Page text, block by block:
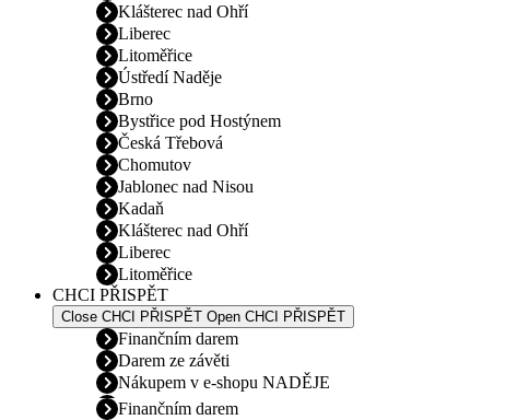
Klášterec nad Ohří
Liberec
Litoměřice
Ústředí Naděje
Brno
Bystřice pod Hostýnem
Česká Třebová
Chomutov
Jablonec nad Nisou
Kadaň
Klášterec nad Ohří
Liberec
Litoměřice
CHCI PŘISPĚT
Close CHCI PŘISPĚT Open CHCI PŘISPĚT
Finančním darem
Darem ze závěti
Nákupem v e-shopu NADĚJE
Finančním darem